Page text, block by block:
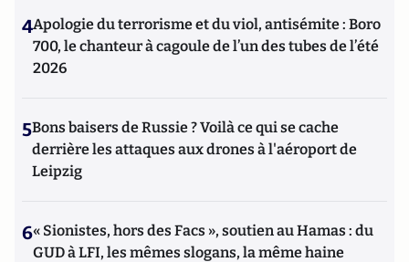
4Apologie du terrorisme et du viol, antisémite : Boro
700, le chanteur à cagoule de l’un des tubes de l’été
2026
5Bons baisers de Russie ? Voilà ce qui se cache
derrière les attaques aux drones à l'aéroport de
Leipzig
6« Sionistes, hors des Facs », soutien au Hamas : du
GUD à LFI, les mêmes slogans, la même haine